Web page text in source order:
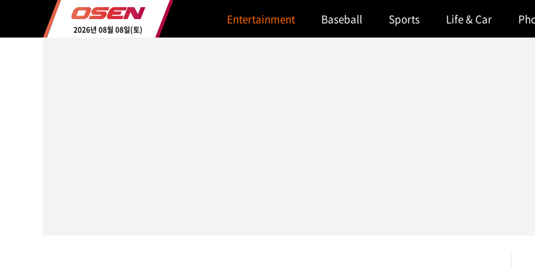
2026년 08월 08일(토)
Entertainment Baseball Sports Life & Car